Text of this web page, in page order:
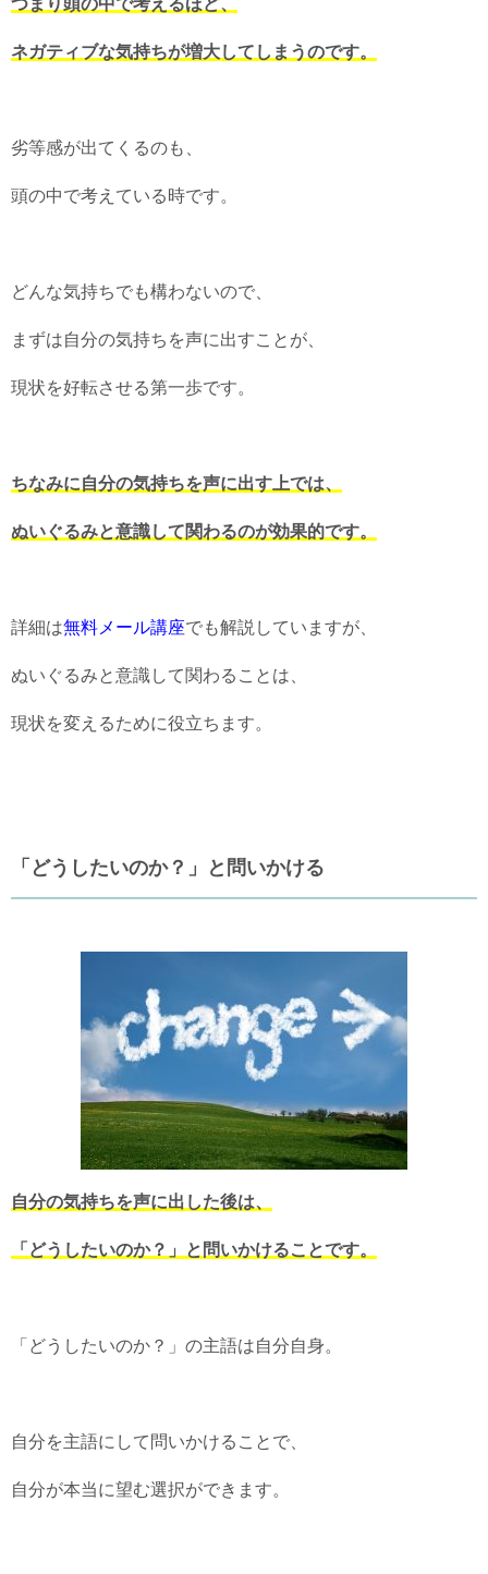
つまり頭の中で考えるほど、
ネガティブな気持ちが増大してしまうのです。
劣等感が出てくるのも、
頭の中で考えている時です。
どんな気持ちでも構わないので、
まずは自分の気持ちを声に出すことが、
現状を好転させる第一歩です。
ちなみに自分の気持ちを声に出す上では、
ぬいぐるみと意識して関わるのが効果的です。
詳細は無料メール講座でも解説していますが、
ぬいぐるみと意識して関わることは、
現状を変えるために役立ちます。
「どうしたいのか？」と問いかける
自分の気持ちを声に出した後は、
「どうしたいのか？」と問いかけることです。
「どうしたいのか？」の主語は自分自身。
自分を主語にして問いかけることで、
自分が本当に望む選択ができます。